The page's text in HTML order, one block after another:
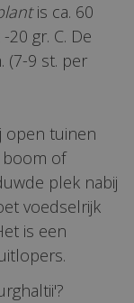
is ca. 60
gr. C. De
(7-9 st. per
open tuinen
boom of
plek nabij
voedselrijk
is een